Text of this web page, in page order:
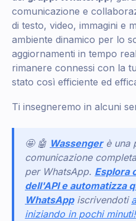
comunicazione e
di testo, video, immagini e
ambiente dinamico per lo
aggiornamenti in tempo
rimanere connessi con la
stato così efficiente ed
Ti insegneremo in alcuni
🤩 🤖 Wassengerè una
comunicazione
per WhatsApp. Esplora
dell'API e automatizza
WhatsAppiscrivendoti
iniziando in pochi minuti!